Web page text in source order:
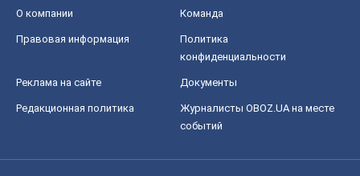
О компании Команда
Правовая информация
Политика
конфиденциальности
Реклама на сайте Документы
Редакционная политика
Журналисты OBOZ.UA на месте
событий